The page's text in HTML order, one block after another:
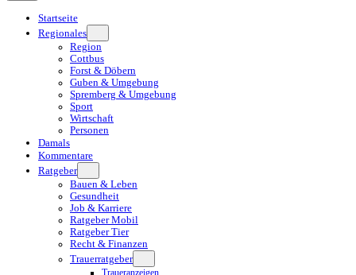
Startseite
Regionales
Region
Cottbus
Forst & Döbern
Guben & Umgebung
Spremberg & Umgebung
Sport
Wirtschaft
Personen
Damals
Kommentare
Ratgeber
Bauen & Leben
Gesundheit
Job & Karriere
Ratgeber Mobil
Ratgeber Tier
Recht & Finanzen
Trauerratgeber
Traueranzeigen